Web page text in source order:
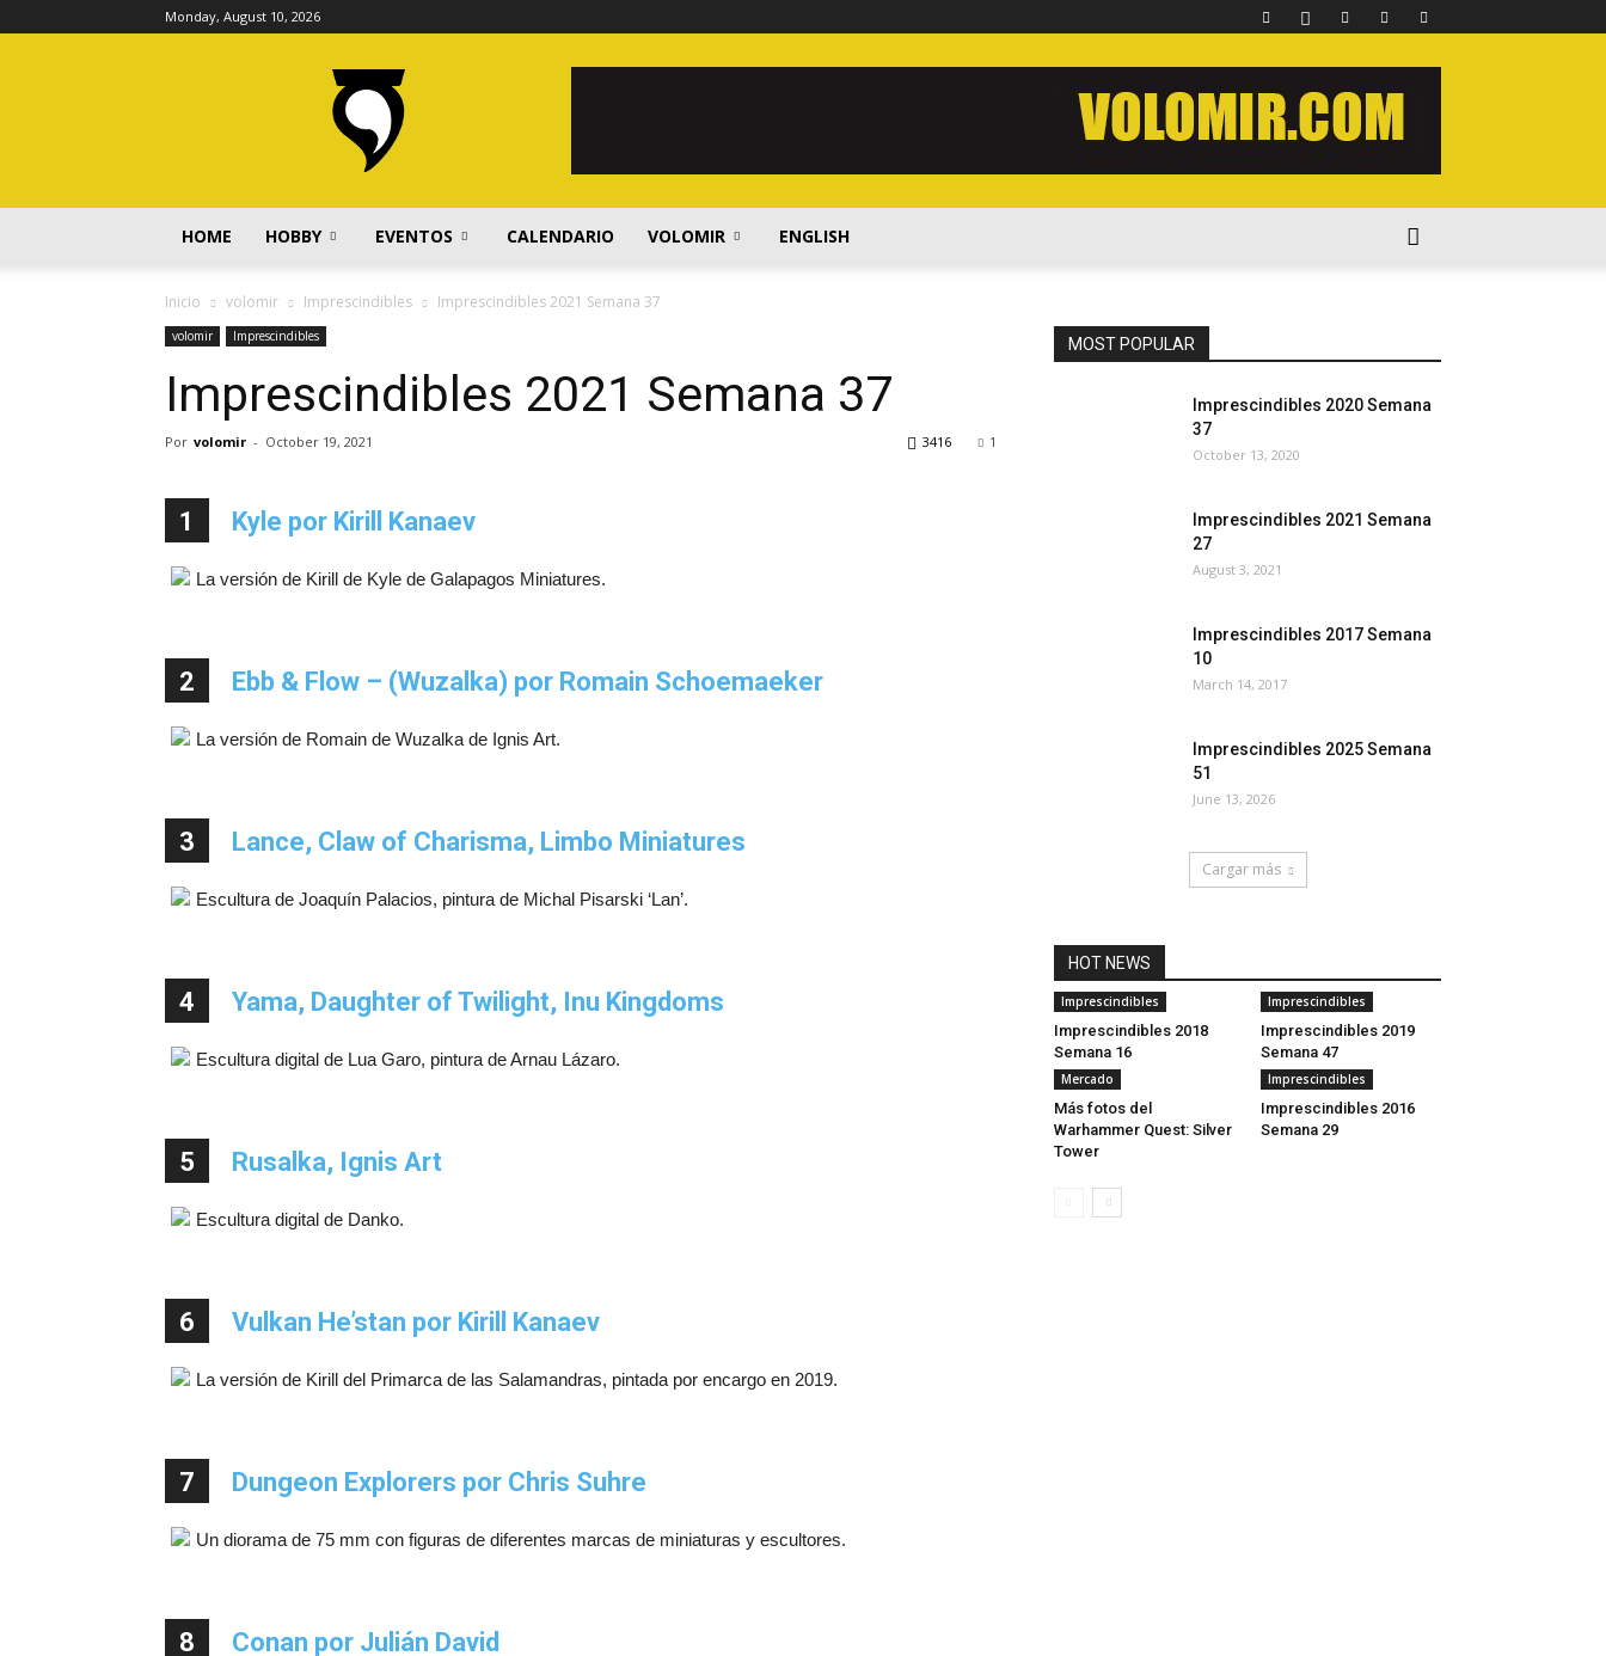
Monday, August 10, 2026
HOME HOBBY EVENTOS CALENDARIO VOLOMIR ENGLISH
Inicio volomir Imprescindibles Imprescindibles 2021 Semana 37
volomir Imprescindibles
Imprescindibles 2021 Semana 37
Por volomir - October 19, 2021 1
3416
1 Kyle por Kirill Kanaev
La versión de Kirill de Kyle de Galapagos Miniatures.
2 Ebb & Flow – (Wuzalka) por Romain Schoemaeker
La versión de Romain de Wuzalka de Ignis Art.
3 Lance, Claw of Charisma, Limbo Miniatures
Escultura de Joaquín Palacios, pintura de Michal Pisarski ‘Lan’.
4 Yama, Daughter of Twilight, Inu Kingdoms
Escultura digital de Lua Garo, pintura de Arnau Lázaro.
5 Rusalka, Ignis Art
Escultura digital de Danko.
6 Vulkan He’stan por Kirill Kanaev
La versión de Kirill del Primarca de las Salamandras, pintada por encargo en 2019.
7 Dungeon Explorers por Chris Suhre
Un diorama de 75 mm con figuras de diferentes marcas de miniaturas y escultores.
8 Conan por Julián David
MOST POPULAR
Imprescindibles 2020 Semana
37
October 13, 2020
Imprescindibles 2021 Semana
27
August 3, 2021
Imprescindibles 2017 Semana
10
March 14, 2017
Imprescindibles 2025 Semana
51
June 13, 2026
Cargar más
HOT NEWS
Imprescindibles
Imprescindibles 2018
Semana 16
Imprescindibles
Imprescindibles 2019
Semana 47
Mercado
Más fotos del
Warhammer Quest: Silver
Tower
Imprescindibles
Imprescindibles 2016
Semana 29